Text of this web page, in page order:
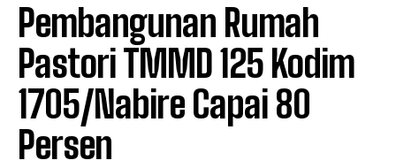
Pembangunan Rumah
Pastori TMMD 125 Kodim
1705/Nabire Capai 80
Persen